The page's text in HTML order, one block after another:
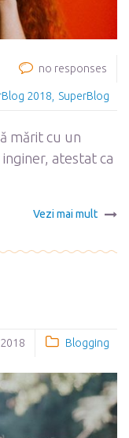
no responses
2018 SuperBlog
mărit cu un
atestat ca
Vezi mai mult
Blogging